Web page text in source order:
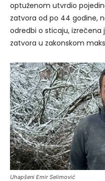
optuženom utvrdio
zatvora od po 44 godine,
odredbi o sticaju,
zatvora u zakonskom
Uhapšeni Emir Selimović